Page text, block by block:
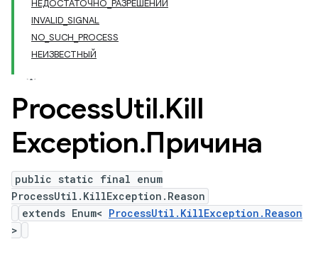
НЕДОСТАТОЧНО_РАЗРЕШЕНИЙ
INVALID_SIGNAL
NO_SUCH_PROCESS
НЕИЗВЕСТНЫЙ
ProcessUtil.Kill
Exception.Причина
public static final enum
ProcessUtil.KillException.Reason
extends Enum< ProcessUtil.KillException.Reason
>